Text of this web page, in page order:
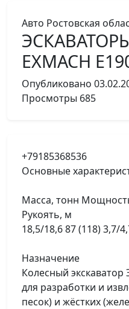
Авто Ростовская
EXMACH
Опубликовано
Просмотры 685
+79185368536
Основные
Масса, тонн
Рукоять, м
18,5/18,6 87 (118) 3,7/
Назначение
Колесный
для разработки и
песок) и жёстких